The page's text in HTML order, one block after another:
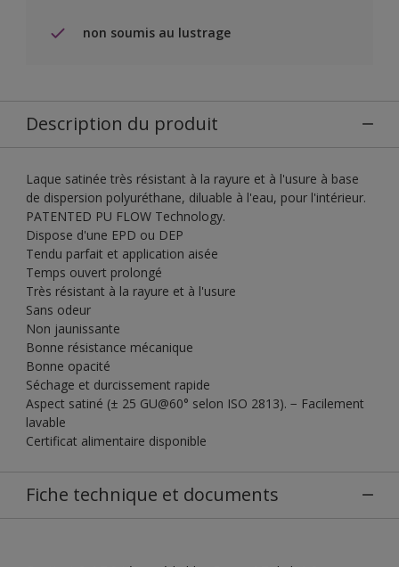
non soumis au lustrage
Description du produit
Laque satinée très résistant à la rayure et à l'usure à base
de dispersion polyuréthane, diluable à l'eau, pour l'intérieur.
PATENTED PU FLOW Technology.
Dispose d'une EPD ou DEP
Tendu parfait et application aisée
Temps ouvert prolongé
Très résistant à la rayure et à l'usure
Sans odeur
Non jaunissante
Bonne résistance mécanique
Bonne opacité
Séchage et durcissement rapide
Aspect satiné (± 25 GU@60° selon ISO 2813). − Facilement
lavable
Certificat alimentaire disponible
Fiche technique et documents